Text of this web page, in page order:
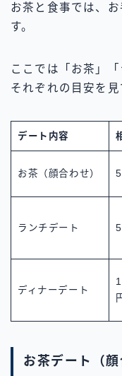
お茶と食事では、
す。
ここでは「お茶」
それぞれの目安を見
デート内容
お茶（顔合わせ）
ランチデート
ディナーデート
お茶デート（